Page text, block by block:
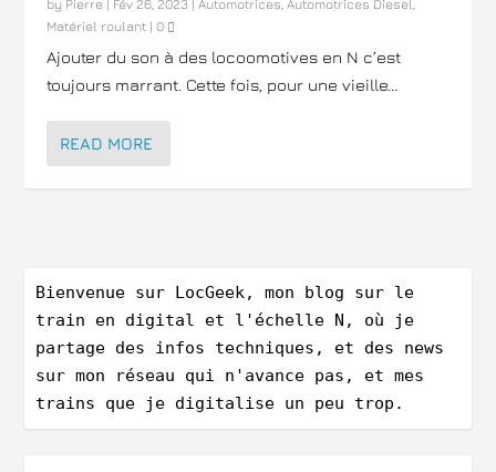
by Pierre | Fév 26, 2023 |Automotrices,Automotrices Diesel,
Matériel roulant |0
Ajouter du son à des locoomotives en N c’est
toujours marrant. Cette fois, pour une vieille...
READ MORE
Bienvenue sur LocGeek, mon blog sur le
train en digital et l'échelle N, où je
partage des infos techniques, et des news
sur mon réseau qui n'avance pas, et mes
trains que je digitalise un peu trop.